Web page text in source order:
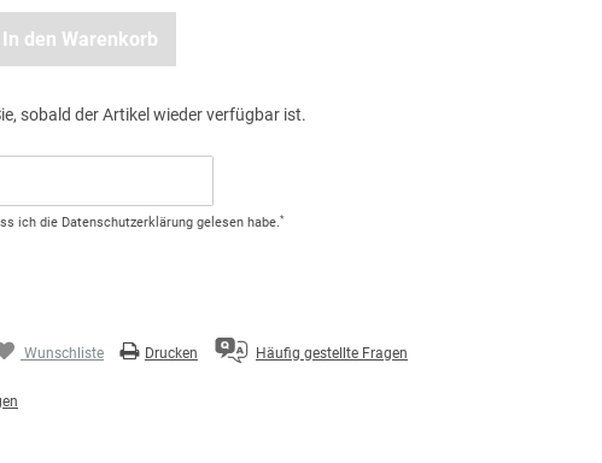
In den Warenkorb
sobald der Artikel wieder verfügbar ist.
ich die Daten­schutz­erklärung gelesen habe.*
Wunschliste Drucken Häufig gestellte Fragen